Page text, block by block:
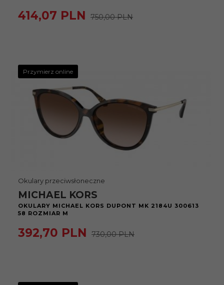
414,07 PLN 750,00 PLN
Przymierz online
Okulary przeciwsłoneczne
MICHAEL KORS
OKULARY MICHAEL KORS DUPONT MK 2184U 300613
58 ROZMIAR M
392,70 PLN 730,00 PLN